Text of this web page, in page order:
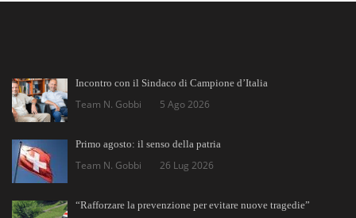
Incontro con il Sindaco di Campione d’Italia
Team N. Gobbi 5 Ago 2026
Primo agosto: il senso della patria
Team N. Gobbi 26 Lug 2026
“Rafforzare la prevenzione per evitare nuove tragedie”